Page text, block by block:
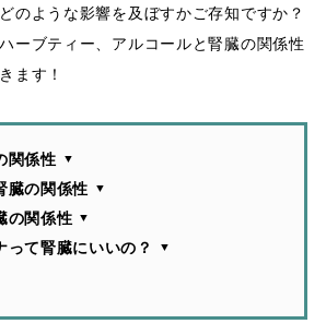
のような影響を及ぼすかご存知ですか？
ーブティー、アルコールと腎臓の関係性
ます！
関係性
臓の関係性
の関係性
って腎臓にいいの？